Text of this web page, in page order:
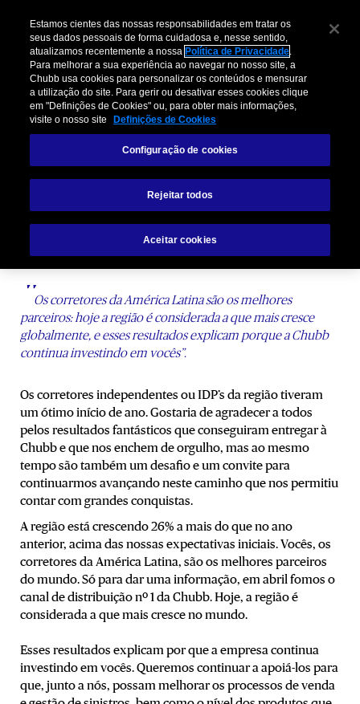
Um ótimo começo
para este 2022
Descubra a Conexão Chubb!
"Os corretores da América Latina são os melhores
parceiros: hoje a região é considerada a que mais cresce
globalmente, e esses resultados explicam porque a Chubb
continua investindo em vocês”.
Os corretores independentes ou IDP’s da região tiveram
um ótimo início de ano. Gostaria de agradecer a todos
pelos resultados fantásticos que conseguiram entregar à
Chubb e que nos enchem de orgulho, mas ao mesmo
tempo são também um desafio e um convite para
continuarmos avançando neste caminho que nos permitiu
contar com grandes conquistas.
A região está crescendo 26% a mais do que no ano
anterior, acima das nossas expectativas iniciais. Vocês, os
corretores da América Latina, são os melhores parceiros
do mundo. Só para dar uma informação, em abril fomos o
canal de distribuição nº 1 da Chubb. Hoje, a região é
considerada a que mais cresce no mundo.
Esses resultados explicam por que a empresa continua
investindo em vocês. Queremos continuar a apoiá-los para
que, junto a nós, possam melhorar os processos de venda
Estamos cientes das nossas responsabilidades em tratar os
seus dados pessoais de forma cuidadosa e, nesse sentido,
atualizamos recentemente a nossa Política de Privacidade.
Para melhorar a sua experiência ao navegar no nosso site, a
Chubb usa cookies para personalizar os conteúdos e mensurar
a utilização do site. Para gerir ou desativar esses cookies clique
em "Definições de Cookies" ou, para obter mais informações,
visite o nosso site
Definições de Cookies
Configuração de cookies
Rejeitar todos
Aceitar cookies